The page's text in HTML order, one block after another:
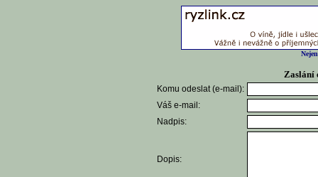
Zaslání
Komu odeslat (e-mail):
Váš e-mail:
Nadpis:
Dopis: